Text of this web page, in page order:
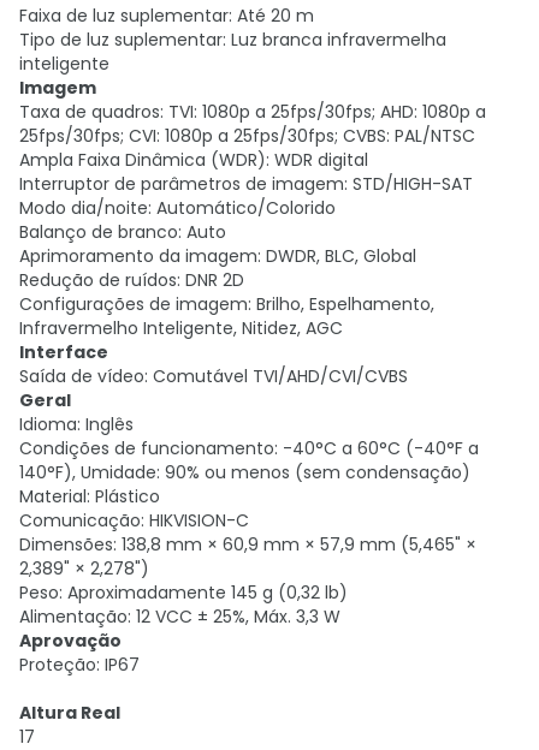
Faixa de luz suplementar: Até 20 m
Tipo de luz suplementar: Luz branca infravermelha
inteligente
Imagem
Taxa de quadros: TVI: 1080p a 25fps/30fps; AHD: 1080p a
25fps/30fps; CVI: 1080p a 25fps/30fps; CVBS: PAL/NTSC
Ampla Faixa Dinâmica (WDR): WDR digital
Interruptor de parâmetros de imagem: STD/HIGH-SAT
Modo dia/noite: Automático/Colorido
Balanço de branco: Auto
Aprimoramento da imagem: DWDR, BLC, Global
Redução de ruídos: DNR 2D
Configurações de imagem: Brilho, Espelhamento,
Infravermelho Inteligente, Nitidez, AGC
Interface
Saída de vídeo: Comutável TVI/AHD/CVI/CVBS
Geral
Idioma: Inglês
Condições de funcionamento: -40°C a 60°C (-40°F a
140°F), Umidade: 90% ou menos (sem condensação)
Material: Plástico
Comunicação: HIKVISION-C
Dimensões: 138,8 mm × 60,9 mm × 57,9 mm (5,465" ×
2,389" × 2,278")
Peso: Aproximadamente 145 g (0,32 lb)
Alimentação: 12 VCC ± 25%, Máx. 3,3 W
Aprovação
Proteção: IP67
Altura Real
17